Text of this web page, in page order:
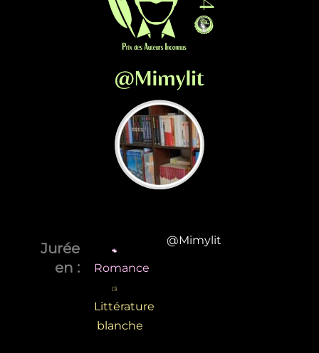
Jurée
en :
Romance
Littérature
blanche
@Mimylit